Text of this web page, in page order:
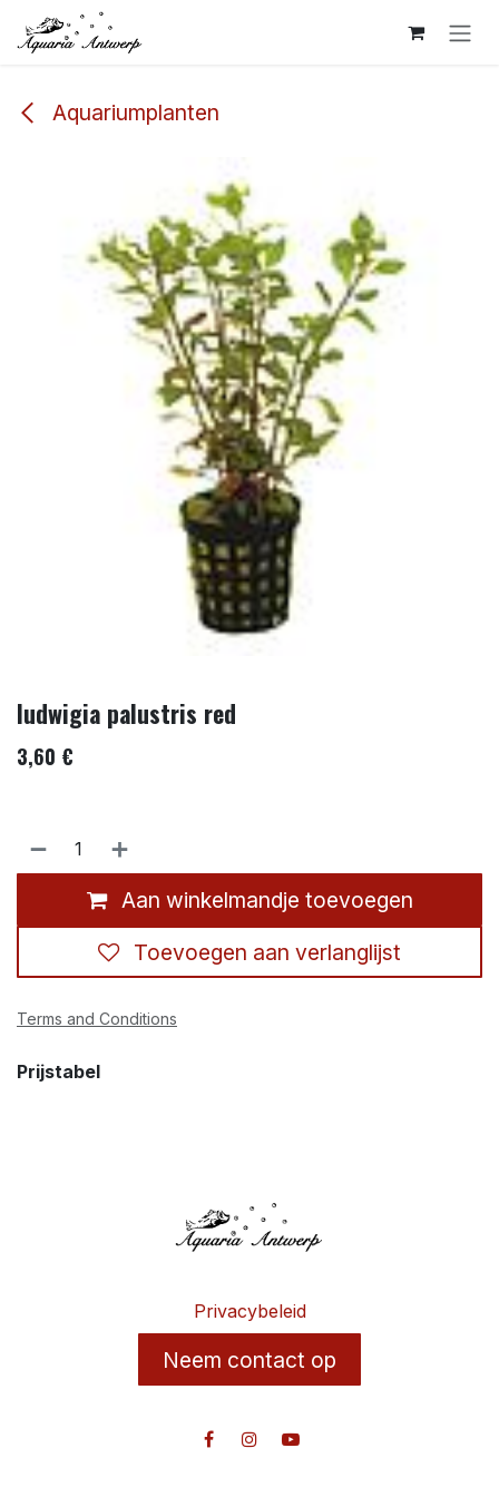
Overslaan naar inhoud
Aquariumplanten
ludwigia palustris red
3,60 €
Aan winkelmandje toevoegen
Toevoegen aan verlanglijst
Terms and Conditions
Prijstabel
Privacybeleid
Neem contact op